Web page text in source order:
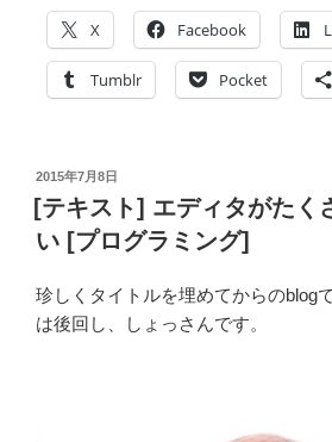
そ
の
[続
か]”
の
X Facebook
Tumblr Pocket
投
稿
日:
2015年7月8日
[テキスト] エディタがたく
い [プログラミング]
珍しくタイトルを埋めてからのblog
は後回し、しょっさんです。